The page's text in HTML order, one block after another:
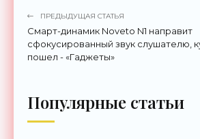
ПРЕДЫДУЩАЯ СТАТЬЯ
Смарт-динамик Noveto N1 направит
сфокусированный звук слушателю,
пошел - «Гаджеты»
Популярные статьи